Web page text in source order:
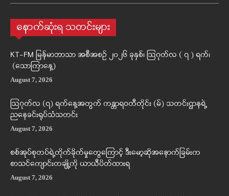
နောက်ဆုံးရ သတင်းများ
KT-FM မြန်မာဘာသာ အစီအစဉ် ၂၀၂၆ ခုနှစ်၊ ဩဂုတ်လ ( ၇ ) ရက်၊
(သောကြာနေ့)
August 7, 2026
ဩဂုတ်လ (၇) ရက်နေ့အတွက် ကန္တာရဝတီတိုင်း (မ်) သတင်းဌာနရဲ့
ညနေခင်းရုပ်သံသတင်း
August 7, 2026
စစ်အုပ်စုတပ်ရဲ့တိုက်ခိုက်မှုတွေကြောင့် ဒီးမော့ဆိုအနောက်ခြမ်းက
စာသင်ကျောင်းတချို့ကို ယာယီပိတ်ထားရ
August 7, 2026